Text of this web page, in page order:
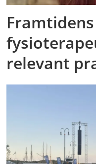
Framtidens
relevant